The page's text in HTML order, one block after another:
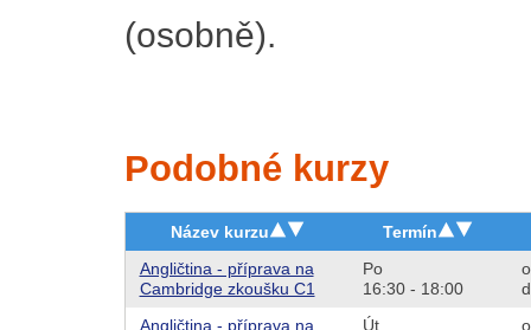
(osobně).
Podobné kurzy
Název kurzu
Termín
Angličtina - příprava na
Cambridge zkoušku C1
Po
16:30 - 18:00
Angličtina - příprava na
Út